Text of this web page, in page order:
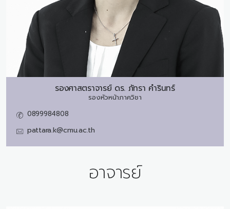
รองศาสตราจารย์ ดร. ภัทรา คำรินทร์
รองหัวหน้าภาควิชา
0899984808
pattara.k@cmu.ac.th
อาจารย์